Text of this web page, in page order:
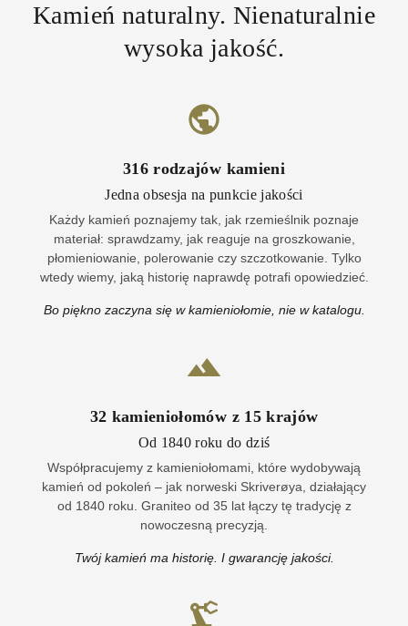
Kamień naturalny. Nienaturalnie
wysoka jakość.
316 rodzajów kamieni
Jedna obsesja na punkcie jakości
Każdy kamień poznajemy tak, jak rzemieślnik poznaje
materiał: sprawdzamy, jak reaguje na groszkowanie,
płomieniowanie, polerowanie czy szczotkowanie. Tylko
wtedy wiemy, jaką historię naprawdę potrafi opowiedzieć.
Bo piękno zaczyna się w kamieniołomie, nie w katalogu.
32 kamieniołomów z 15krajów
Od 1840 roku do dziś
Współpracujemy z kamieniołomami, które wydobywają
kamień od pokoleń – jak norweski Skriverøya, działający
od 1840 roku. Graniteo od 35 lat łączy tę tradycję z
nowoczesną precyzją.
Twój kamień ma historię. I gwarancję jakości.